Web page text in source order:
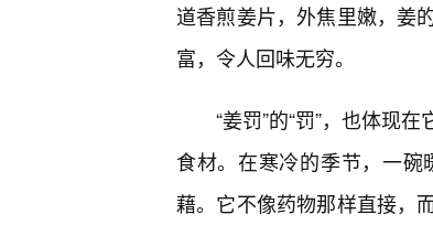
道香煎姜片，外焦里嫩，姜
富，令人回味无穷。
“姜罚”的“罚”，也体现
食材。在寒冷的季节，一
藉。它不像药物那样直接，